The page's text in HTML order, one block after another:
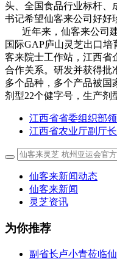
头、全国食品行业标杆、
书记希望仙客来公司好好
近年来，仙客来公司建
国际GAP庐山灵芝出口
客来院士工作站，江西省
合作关系。研发并获得批
多个品种，多个产品被国
剂型22个健字号，生产剂
江西省省委组织部
江西省农业厅副厅
仙客来新闻动态
仙客来新闻
灵芝资讯
为你推荐
副省长卢小青莅临